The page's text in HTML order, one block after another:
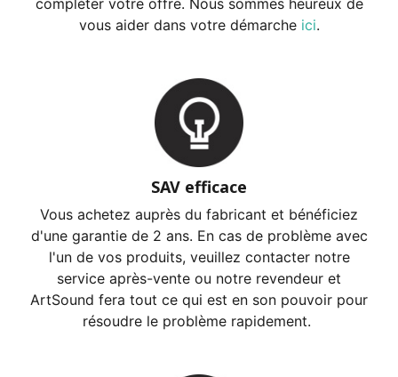
vous aider dans votre démarche ici.
SAV efficace
Vous achetez auprès du fabricant et bénéficiez
d'une garantie de 2 ans. En cas de problème avec
l'un de vos produits, veuillez contacter notre
service après-vente ou notre revendeur et
ArtSound fera tout ce qui est en son pouvoir pour
résoudre le problème rapidement.